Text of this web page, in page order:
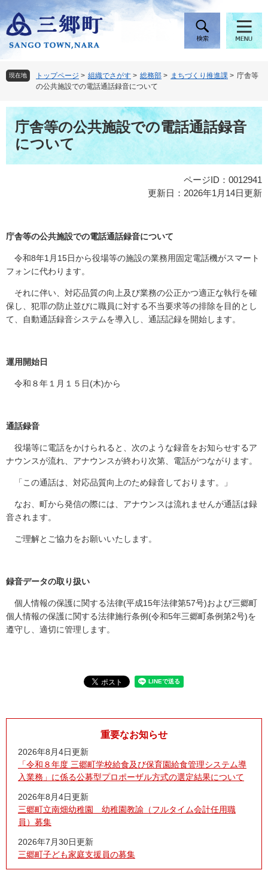
ー
ジ
頭
で
。
ニ
ュ
飛
ば
て
へ
現在地 トップページ > 組織でさがす > 総務部 > まちづくり推進課 > 庁舎等
の公共施設での電話通話録音について
庁舎等の公共施設での電話通話録音
について
ページID：0012941
更新日：2026年1月14日更新
庁舎等の公共施設での電話通話録音について
令和8年1月15日から役場等の施設の業務用固定電話機がスマート
フォンに代わります。
それに伴い、対応品質の向上及び業務の公正かつ適正な執行を確
保し、犯罪の防止並びに職員に対する不当要求等の排除を目的とし
て、自動通話録音システムを導入し、通話記録を開始します。
運用開始日
令和８年１月１５日(木)から
通話録音
役場等に電話をかけられると、次のような録音をお知らせするア
ナウンスが流れ、アナウンスが終わり次第、電話がつながります。
「この通話は、対応品質向上のため録音しております。」
なお、町から発信の際には、アナウンスは流れませんが通話は録
音されます。
ご理解とご協力をお願いいたします。
録音データの取り扱い
個人情報の保護に関する法律(平成15年法律第57号)および三郷町
個人情報の保護に関する法律施行条例(令和5年三郷町条例第2号)を
遵守し、適切に管理します。
重要なお知らせ
2026年8月4日更新
「令和８年度 三郷町学校給食及び保育園給食管理システム導
入業務」に係る公募型プロポーザル方式の選定結果について
2026年8月4日更新
三郷町立南畑幼稚園 幼稚園教諭（フルタイム会計任用職
員）募集
2026年7月30日更新
三郷町子ども家庭支援員の募集